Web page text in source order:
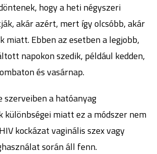
hogy a heti négyszeri
akár azért, mert így olcsóbb, akár
miatt. Ebben az esetben a legjobb,
napokon szedik, például kedden,
és vasárnap.
a hatóanyag
különbségei miatt ez a módszer nem
kockázat vaginális szex vagy
során áll fenn.